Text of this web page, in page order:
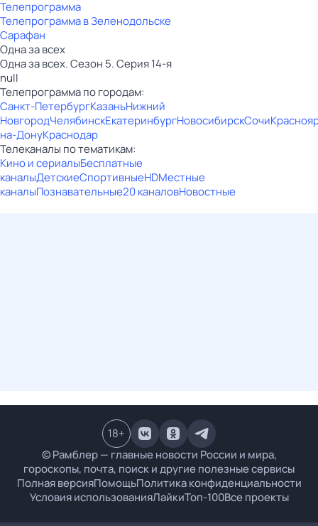
Телепрограмма
Телепрограмма в Зеленодольске
Сарафан
Одна за всех
Одна за всех. Сезон 5. Серия 14-я
null
Телепрограмма по городам:
Санкт-ПетербургКазаньНижний
НовгородЧелябинскЕкатеринбургНовосибирскСочи
на-ДонуКраснодар
Телеканалы по тематикам:
Кино и сериалыБесплатные
каналыДетскиеСпортивныеHDМестные
каналыПознавательные20 каналовНовостные
© Рамблер — главные новости России и мира,
гороскопы, почта, поиск и другие полезные сервисы
Полная версияПомощьПолитика конфиденциальности
Условия использованияЛайкиТоп-100Все проекты
18+